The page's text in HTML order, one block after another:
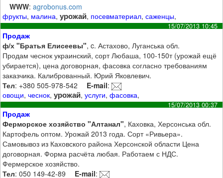
WWW:agrobonus.com
фрукты, малина,урожай, посевматериал,саженцы,
15/07/2013 10:45
Продаж
ф/х "Братья Елисеевы", c. Астахово, Луганська обл.
Продам чеснок украинский, сорт Любаша, 100-150т (урожай ещё
убирается), цена договорная, фасовка согласно требованиям
заказчика. Калиброванный. Юрий Яковлевич.
Тел: +380 505-978-542 E-mail:
овощи,чеснок,урожай,услуги,фасовка,
15/07/2013 00:37
Продаж
Ферморское хозяйство "Алтанал", Каховка, Херсонська обл.
Картофель оптом. Урожай 2013 года. Сорт «Ривьера».
Самовывоз из Каховского района Херсонской области Цена
договорная. Форма расчёта любая. Работаем с НДС.
Фермерское хозяйство.
Тел: 050 149-42-89 E-mail: